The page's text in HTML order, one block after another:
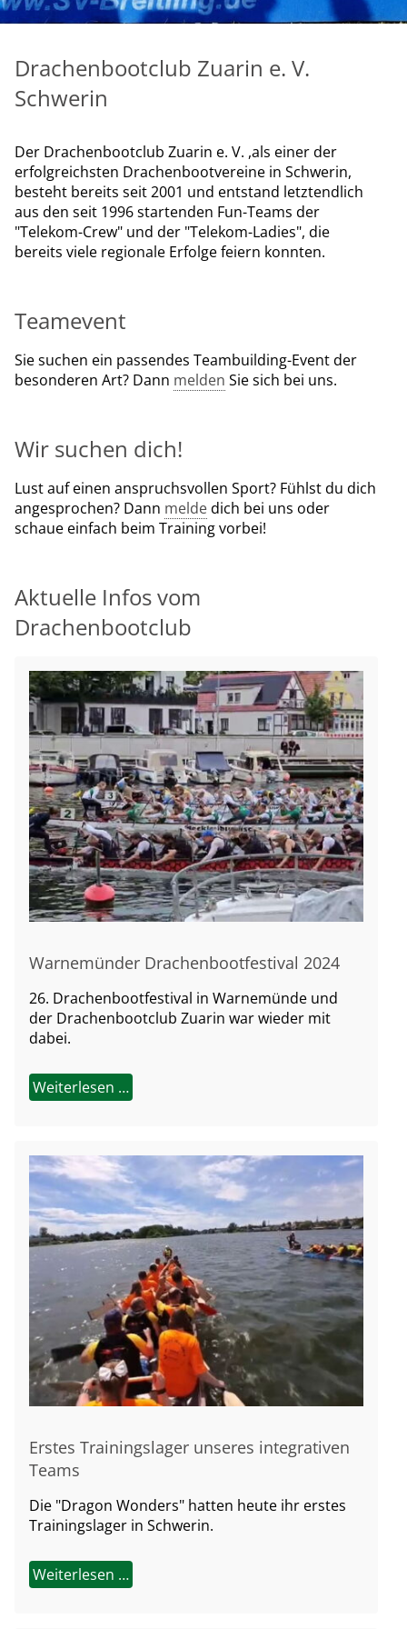
Drachenbootclub Zuarin e. V.
Schwerin
Der Drachenbootclub Zuarin e. V. ,als einer der
erfolgreichsten Drachenbootvereine in Schwerin,
besteht bereits seit 2001 und entstand letztendlich
aus den seit 1996 startenden Fun-Teams der
"Telekom-Crew" und der "Telekom-Ladies", die
bereits viele regionale Erfolge feiern konnten.
Teamevent
Sie suchen ein passendes Teambuilding-Event der
besonderen Art? Dann melden Sie sich bei uns.
Wir suchen dich!
Lust auf einen anspruchsvollen Sport? Fühlst du dich
angesprochen? Dann meldedich bei uns oder
schaue einfach beim Training vorbei!
Aktuelle Infos vom
Drachenbootclub
Warnemünder Drachenbootfestival 2024
26. Drachenbootfestival in Warnemünde und
der Drachenbootclub Zuarin war wieder mit
dabei.
Weiterlesen …
Erstes Trainingslager unseres integrativen
Teams
Die "Dragon Wonders" hatten heute ihr erstes
Trainingslager in Schwerin.
Weiterlesen …